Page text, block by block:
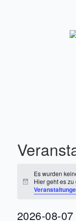
Hinweis
Es wurden
Hier geht es
2026-08-07